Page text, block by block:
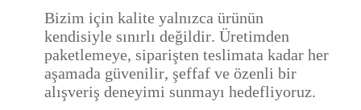
Bizim için kalite yalnızca ürünün
kendisiyle sınırlı değildir. Üretimden
paketlemeye, siparişten teslimata kadar her
aşamada güvenilir, şeffaf ve özenli bir
alışveriş deneyimi sunmayı hedefliyoruz.